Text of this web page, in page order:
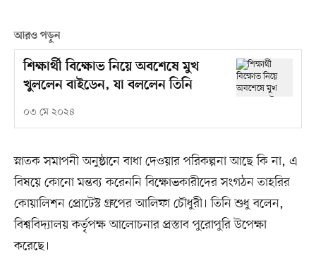
আরও পড়ুন
শিক্ষার্থী বিক্ষোভ নিয়ে অবশেষে মুখ
খুললেন বাইডেন, যা বললেন তিনি
০৩ মে ২০২৪
স্নাতক সমাপনী অনুষ্ঠানে বাধা দেওয়ার পরিকল্পনা আছে কি না, এ
বিষয়ে কোনো মন্তব্য করেননি বিক্ষোভকারীদের সংগঠন তাহরির
কোয়ালিশন প্রোটেস্ট গ্রুপের আলিফা চৌধুরী। তিনি শুধু বলেন,
বিশ্ববিদ্যালয় কর্তৃপক্ষ আলোচনার প্রস্তাব পুরোপুরি উপেক্ষা
করেছে।